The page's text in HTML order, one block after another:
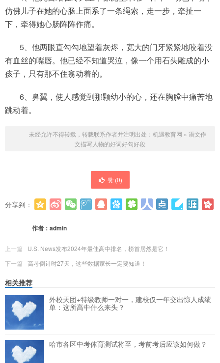
仿佛儿子在她的心肠上面系了一条绳索，走一步，牵扯一
下，牵得她心肠阵阵作痛。
5、他两眼直勾勾地望着灰烬，宽大的门牙紧紧地咬着没
有血丝的嘴唇。他已经不知道哭泣，像一个用石头雕成的小
孩子，只有那不住翕动着的。
6、鼻翼，使人感觉到那颗幼小的心，还在胸膛中痛苦地
跳动着。
未经允许不得转载，转载联系作者并注明出处： 机遇教育网 » 语文作
文描写人物的好词好句好段
赞 (0)
分享到：
作者： admin
上一篇
U.S. News发布2024年最佳高中排名，榜首居然是它！
下一篇
高考倒计时27天，这些数据家长一定要知道！
相关推荐
外校天团+特级教师一对一，建校仅一年交出惊人成绩
单：这所高中什么来头？
哈市各区中考体育测试将至，考前考后应该如何做？